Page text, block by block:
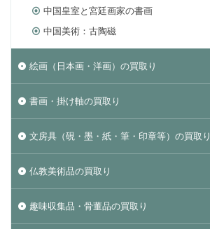
中国皇室と宮廷画家の書画
中国美術：古陶磁
絵画（日本画・洋画）の買取り
書画・掛け軸の買取り
文房具（硯・墨・紙・筆・印章等）の買取り
仏教美術品の買取り
趣味収集品・骨董品の買取り